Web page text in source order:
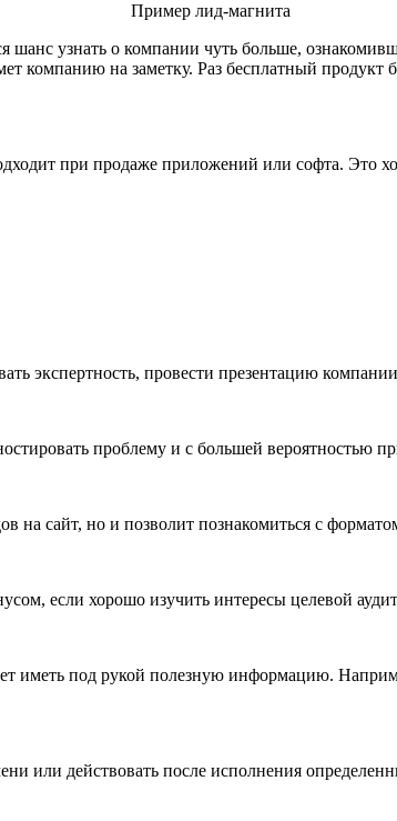
Пример лид-магнита
шанс узнать о компании чуть больше,
компанию на заметку. Раз бесплатный
при продаже приложений или софта. Это
экспертность, провести презентацию
проблему и с большей вероятностью
на сайт, но и позволит познакомиться с
если хорошо изучить интересы целевой
иметь под рукой полезную информацию.
или действовать после исполнения